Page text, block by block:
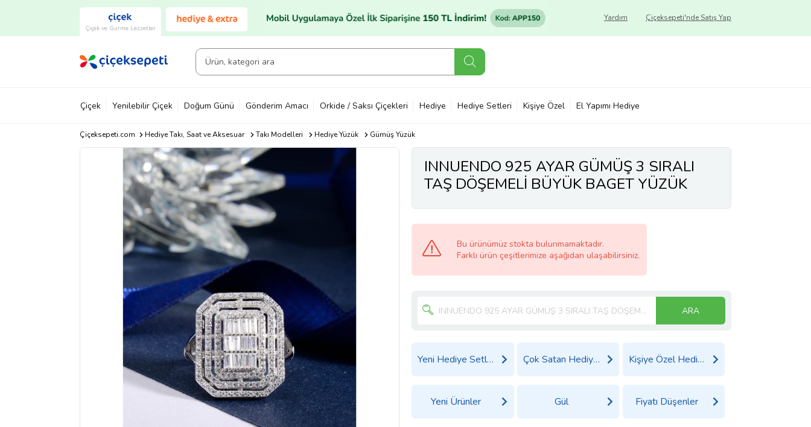
Çiçek ve Gurme Lezzetler
Çiçeksepeti'nde Satış Yap
Yardım
Çiçek Yenilebilir Çiçek Doğum Günü Gönderim Amacı Orkide / Saksı Çiçekleri Hediye Hediye Setleri Kişiye Özel El Yapımı Hediye
Çiçeksepeti.com Hediye Takı, Saat ve Aksesuar Takı Modelleri Hediye Yüzük Gümüş Yüzük
INNUENDO 925 AYAR GÜMÜŞ 3 SIRALI
TAŞ DÖŞEMELİ BÜYÜK BAGET YÜZÜK
Bu ürünümüz stokta bulunmamaktadır.
Farklı ürün çeşitlerimize aşağıdan ulaşabilirsiniz.
ARA
Yeni Hediye Setleri Çok Satan Hediyeler Kişiye Özel Hediyeler
Yeni Ürünler Gül Fiyatı Düşenler